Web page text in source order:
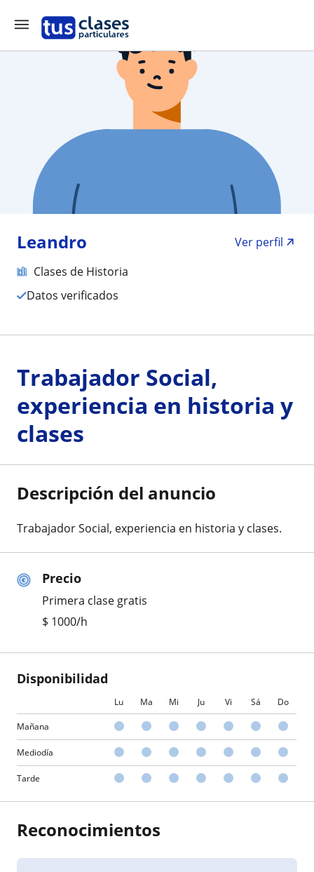
Leandro
Ver perfil
Clases de Historia
Datos verificados
Precio
Primera clase gratis
$ 1000/h
Disponibilidad
Lu Ma Mi Ju Vi Sá Do
Mañana
Mediodía
Tarde
Trabajador Social,
experiencia en historia y
clases
Descripción del anuncio
Trabajador Social, experiencia en historia y clases.
Reconocimientos